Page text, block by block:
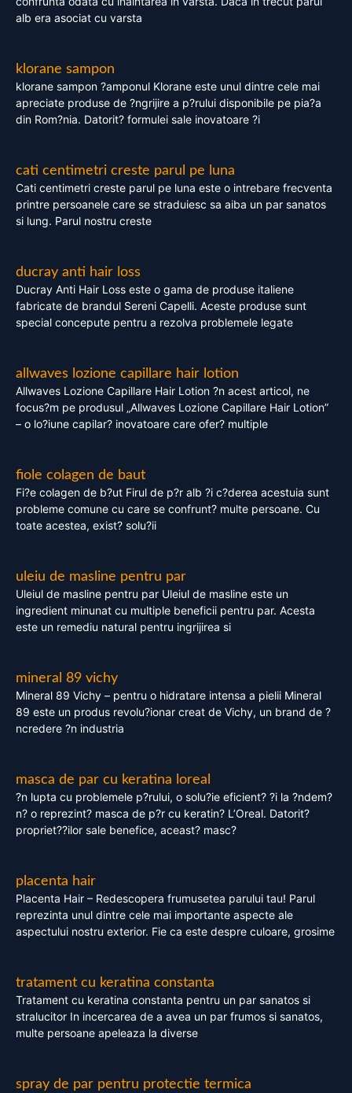
alb era asociat cu varsta
klorane sampon
klorane sampon ?amponul Klorane este unul dintre cele mai
apreciate produse de ?ngrijire a p?rului disponibile pe pia?a
din Rom?nia. Datorit? formulei sale inovatoare ?i
cati centimetri creste parul pe luna
Cati centimetri creste parul pe luna este o intrebare frecventa
printre persoanele care se straduiesc sa aiba un par sanatos
si lung. Parul nostru creste
ducray anti hair loss
Ducray Anti Hair Loss este o gama de produse italiene
fabricate de brandul Sereni Capelli. Aceste produse sunt
special concepute pentru a rezolva problemele legate
allwaves lozione capillare hair lotion
Allwaves Lozione Capillare Hair Lotion ?n acest articol, ne
focus?m pe produsul „Allwaves Lozione Capillare Hair Lotion”
– o lo?iune capilar? inovatoare care ofer? multiple
fiole colagen de baut
Fi?e colagen de b?ut Firul de p?r alb ?i c?derea acestuia sunt
probleme comune cu care se confrunt? multe persoane. Cu
toate acestea, exist? solu?ii
uleiu de masline pentru par
Uleiul de masline pentru par Uleiul de masline este un
ingredient minunat cu multiple beneficii pentru par. Acesta
este un remediu natural pentru ingrijirea si
mineral 89 vichy
Mineral 89 Vichy – pentru o hidratare intensa a pielii Mineral
89 este un produs revolu?ionar creat de Vichy, un brand de ?
ncredere ?n industria
masca de par cu keratina loreal
?n lupta cu problemele p?rului, o solu?ie eficient? ?i la ?ndem?
n? o reprezint? masca de p?r cu keratin? L’Oreal. Datorit?
propriet??ilor sale benefice, aceast? masc?
placenta hair
Placenta Hair – Redescopera frumusetea parului tau! Parul
reprezinta unul dintre cele mai importante aspecte ale
aspectului nostru exterior. Fie ca este despre culoare, grosime
tratament cu keratina constanta
Tratament cu keratina constanta pentru un par sanatos si
stralucitor In incercarea de a avea un par frumos si sanatos,
multe persoane apeleaza la diverse
spray de par pentru protectie termica